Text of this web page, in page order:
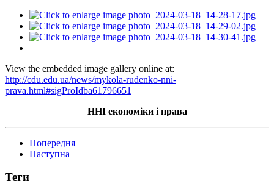
View the embedded image gallery online at:
http://cdu.edu.ua/news/mykola-rudenko-nni-
prava.html#sigProIdba61796651
ННІ економіки і права
Попередня
Наступна
Теги